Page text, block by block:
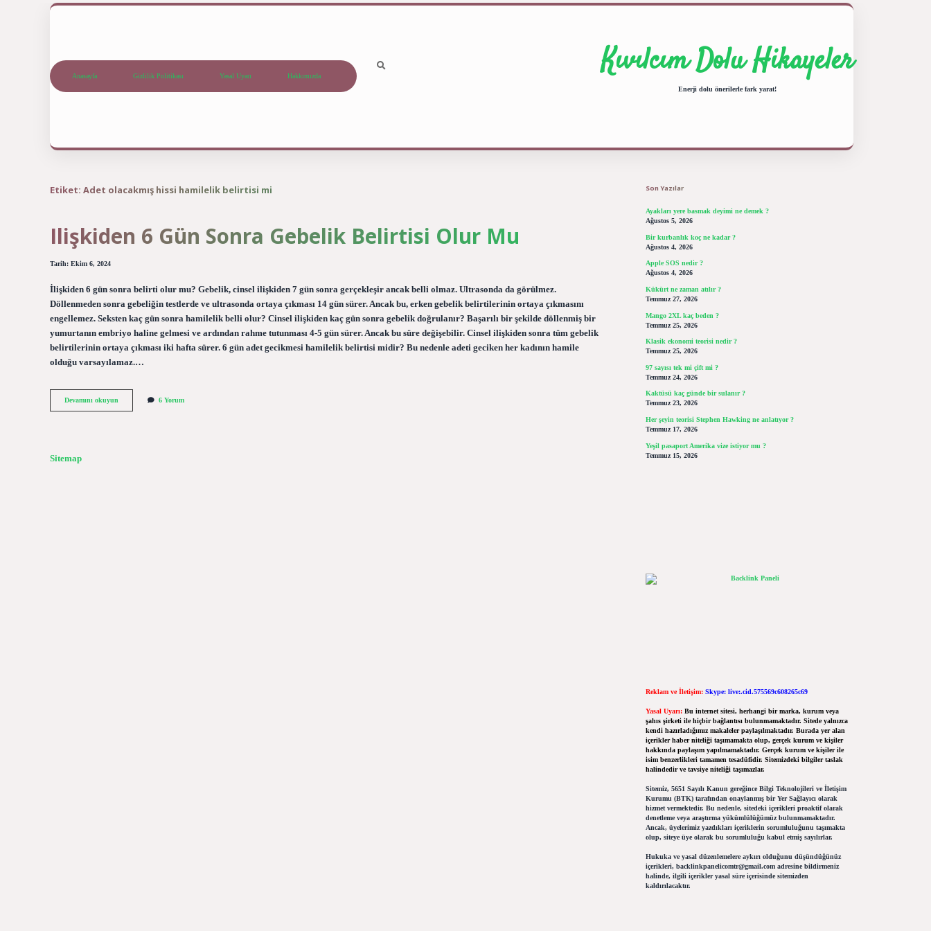
Anasayfa Gizlilik Politikası Yasal Uyarı Hakkımızda Kıvılcım Dolu Hikayeler
Enerji dolu önerilerle fark yarat!
Etiket: Adet olacakmış hissi hamilelik belirtisi mi
Ilişkiden 6 Gün Sonra Gebelik Belirtisi Olur Mu
Tarih: Ekim 6, 2024
İlişkiden 6 gün sonra belirti olur mu? Gebelik, cinsel ilişkiden 7 gün sonra gerçekleşir ancak belli olmaz. Ultrasonda da görülmez.
Döllenmeden sonra gebeliğin testlerde ve ultrasonda ortaya çıkması 14 gün sürer. Ancak bu, erken gebelik belirtilerinin ortaya çıkmasını
engellemez. Seksten kaç gün sonra hamilelik belli olur? Cinsel ilişkiden kaç gün sonra gebelik doğrulanır? Başarılı bir şekilde döllenmiş bir
yumurtanın embriyo haline gelmesi ve ardından rahme tutunması 4-5 gün sürer. Ancak bu süre değişebilir. Cinsel ilişkiden sonra tüm gebelik
belirtilerinin ortaya çıkması iki hafta sürer. 6 gün adet gecikmesi hamilelik belirtisi midir? Bu nedenle adeti geciken her kadının hamile
olduğu varsayılamaz.…
Devamını okuyun
6
6 Yorum
Sitemap
Son Yazılar
Ayakları yere basmak deyimi ne demek ?
Ağustos 5, 2026
Bir kurbanlık koç ne kadar ?
Ağustos 4, 2026
Apple SOS nedir ?
Ağustos 4, 2026
Kükürt ne zaman atılır ?
Temmuz 27, 2026
Mango 2XL kaç beden ?
Temmuz 25, 2026
Klasik ekonomi teorisi nedir ?
Temmuz 25, 2026
97 sayısı tek mi çift mi ?
Temmuz 24, 2026
Kaktüsü kaç günde bir sulanır ?
Temmuz 23, 2026
Her şeyin teorisi Stephen Hawking ne anlatıyor ?
Temmuz 17, 2026
Yeşil pasaport Amerika vize istiyor mu ?
Temmuz 15, 2026
Reklam ve İletişim: Skype: live:.cid.575569c608265c69
Yasal Uyarı: Bu internet sitesi, herhangi bir marka, kurum veya
şahıs şirketi ile hiçbir bağlantısı bulunmamaktadır. Sitede yalnızca
kendi hazırladığımız makaleler paylaşılmaktadır. Burada yer alan
içerikler haber niteliği taşımamakta olup, gerçek kurum ve kişiler
hakkında paylaşım yapılmamaktadır. Gerçek kurum ve kişiler ile
isim benzerlikleri tamamen tesadüfidir. Sitemizdeki bilgiler taslak
halindedir ve tavsiye niteliği taşımazlar.
Sitemiz, 5651 Sayılı Kanun gereğince Bilgi Teknolojileri ve İletişim
Kurumu (BTK) tarafından onaylanmış bir Yer Sağlayıcı olarak
hizmet vermektedir. Bu nedenle, sitedeki içerikleri proaktif olarak
denetleme veya araştırma yükümlülüğümüz bulunmamaktadır.
Ancak, üyelerimiz yazdıkları içeriklerin sorumluluğunu taşımakta
olup, siteye üye olarak bu sorumluluğu kabul etmiş sayılırlar.
Hukuka ve yasal düzenlemelere aykırı olduğunu düşündüğünüz
içerikleri, backlinkpanelicomtr@gmail.comadresine bildirmeniz
halinde, ilgili içerikler yasal süre içerisinde sitemizden
kaldırılacaktır.